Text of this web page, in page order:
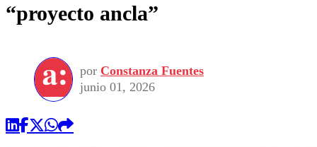
“proyecto ancla”
por Constanza Fuentes
junio 01, 2026